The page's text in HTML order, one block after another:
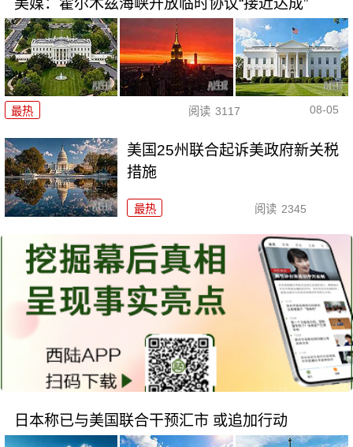
美媒：霍尔木兹海峡开放临时协议“接近达成”
最热 阅读 3117 08-05
美国25州联合起诉美政府新关税
措施
最热 阅读 2345
日本称已与美国联合干预汇市 或追加行动